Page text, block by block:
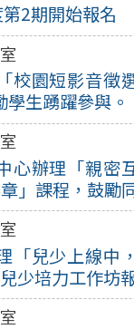
2期開始報名
校園短影音徵
生踴躍參與。
心辦理「親密
」課程，鼓勵
「兒少上線中
少培力工作坊